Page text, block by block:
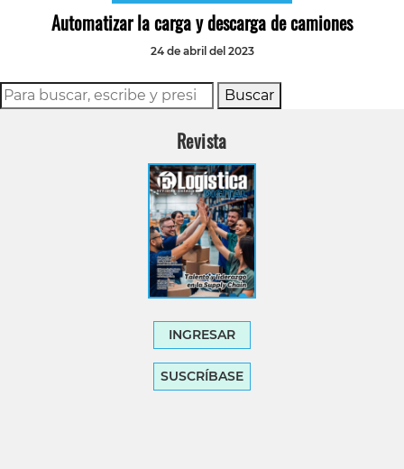
Automatizar la carga y descarga de camiones
24 de abril del 2023
Buscar
Revista
INGRESAR
SUSCRÍBASE